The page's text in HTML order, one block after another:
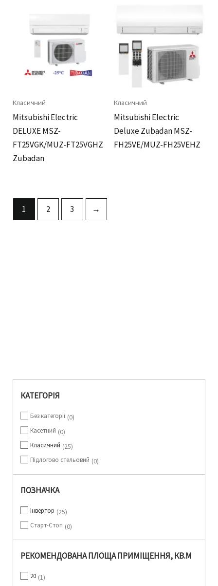
Класичний
Mitsubishi Electric
DELUXE MSZ-
FT25VGK/MUZ-FT25VGHZ
Zubadan
Класичний
Mitsubishi Electric
Deluxe Zubadan MSZ-
FH25VE/MUZ-FH25VEHZ
1 2 3 →
КАТЕГОРІЯ
Без категорії 0
Касетний 0
Класичний 25
Підлогово стельовий 0
ПОЗНАЧКА
Інвертор 25
Старт-Стоп 0
РЕКОМЕНДОВАНА ПЛОЩА ПРИМІЩЕННЯ, КВ.М
20 1